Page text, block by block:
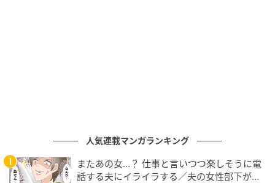
人気連載マンガランキング
またあの女…？ 仕事と言いつつ楽しそうに電
話する夫にイライラする／夫の女性部下が気